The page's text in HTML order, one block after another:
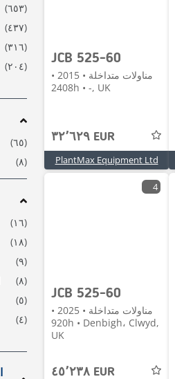
JCB 525-60
مناولات متداخلة • 2015 •
2408h • -, UK
٣٢٬٦٢٩ EUR
PlantMax Equipment Ltd
4
JCB 525-60
مناولات متداخلة • 2025 •
920h • Denbigh، Clwyd,
UK
٤٥٬٢٣٨ EUR